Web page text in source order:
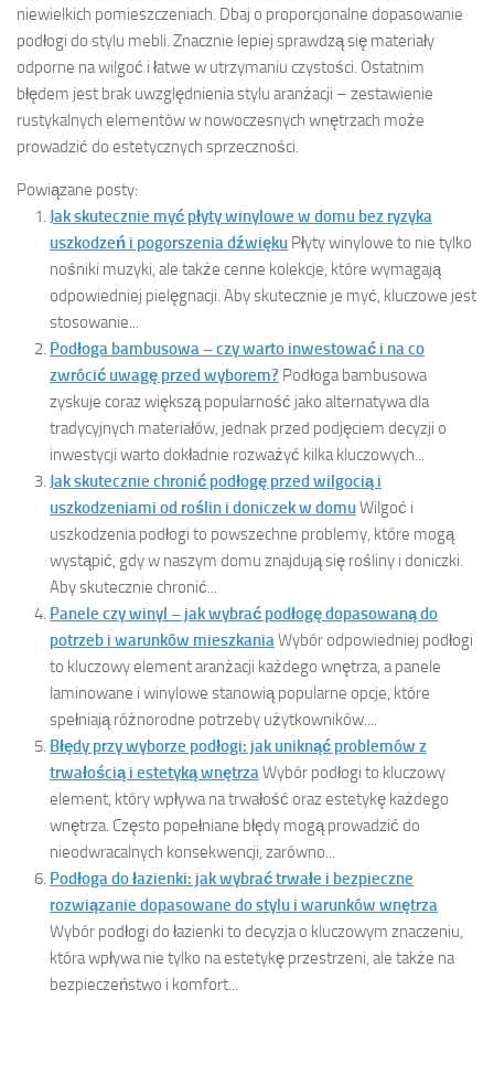
niewielkich pomieszczeniach. Dbaj o proporcjonalne dopasowanie
podłogi do stylu mebli. Znacznie lepiej sprawdzą się materiały
odporne na wilgoć i łatwe w utrzymaniu czystości. Ostatnim
błędem jest brak uwzględnienia stylu aranżacji – zestawienie
rustykalnych elementów w nowoczesnych wnętrzach może
prowadzić do estetycznych sprzeczności.
Powiązane posty:
Jak skutecznie myć płyty winylowe w domu bez ryzyka
uszkodzeń i pogorszenia dźwięku Płyty winylowe to nie tylko
nośniki muzyki, ale także cenne kolekcje, które wymagają
odpowiedniej pielęgnacji. Aby skutecznie je myć, kluczowe jest
stosowanie...
Podłoga bambusowa – czy warto inwestować i na co
zwrócić uwagę przed wyborem? Podłoga bambusowa
zyskuje coraz większą popularność jako alternatywa dla
tradycyjnych materiałów, jednak przed podjęciem decyzji o
inwestycji warto dokładnie rozważyć kilka kluczowych...
Jak skutecznie chronić podłogę przed wilgocią i
uszkodzeniami od roślin i doniczek w domuWilgoć i
uszkodzenia podłogi to powszechne problemy, które mogą
wystąpić, gdy w naszym domu znajdują się rośliny i doniczki.
Aby skutecznie chronić...
Panele czy winyl – jak wybrać podłogę dopasowaną do
potrzeb i warunków mieszkaniaWybór odpowiedniej podłogi
to kluczowy element aranżacji każdego wnętrza, a panele
laminowane i winylowe stanowią popularne opcje, które
spełniają różnorodne potrzeby użytkowników....
Błędy przy wyborze podłogi: jak uniknąć problemów z
trwałością i estetyką wnętrzaWybór podłogi to kluczowy
element, który wpływa na trwałość oraz estetykę każdego
wnętrza. Często popełniane błędy mogą prowadzić do
nieodwracalnych konsekwencji, zarówno...
Podłoga do łazienki: jak wybrać trwałe i bezpieczne
rozwiązanie dopasowane do stylu i warunków wnętrza
Wybór podłogi do łazienki to decyzja o kluczowym znaczeniu,
która wpływa nie tylko na estetykę przestrzeni, ale także na
bezpieczeństwo i komfort...